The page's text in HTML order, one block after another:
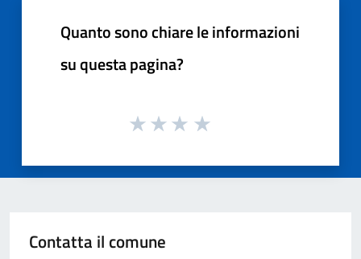
Quanto sono chiare le informazioni
su questa pagina?
Contatta il comune